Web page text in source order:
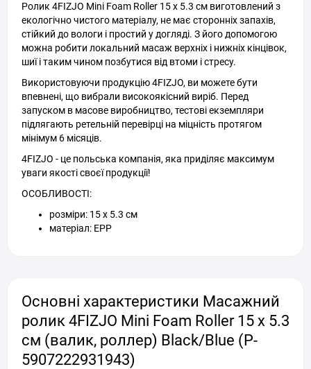
Ролик 4FIZJO Mini Foam Roller 15 x 5.3 см виготовлений з
екологічно чистого матеріалу, не має сторонніх запахів,
стійкий до вологи і простий у догляді. З його допомогою
можна робити локальний масаж верхніх і нижніх кінцівок,
шиї і таким чином позбутися від втоми і стресу.
Використовуючи продукцію 4FIZJO, ви можете бути
впевнені, що вибрали високоякісний виріб. Перед
запуском в масове виробництво, тестові екземпляри
підлягають ретельній перевірці на міцність протягом
мінімум 6 місяців.
4FIZJO - це польська компанія, яка приділяє максимум
уваги якості своєї продукції!
ОСОБЛИВОСТІ:
розміри: 15 x 5.3 см
матеріал: EPP
Основні характеристики Масажний
ролик 4FIZJO Mini Foam Roller 15 x 5.3
см (валик, роллер) Black/Blue (P-
5907222931943)